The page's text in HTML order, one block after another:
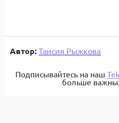
Автор: Таисия Рыжкова
Подписывайтесь на наш
больше